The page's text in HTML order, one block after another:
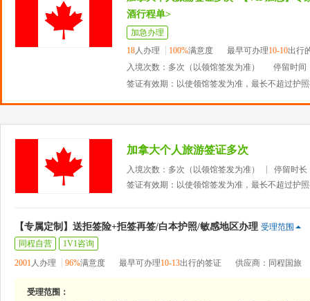
酒行程单>
加急办理
18人办理 100%满意度 最早可办理10-10出行
入境次数：多次（以领馆签发为准）
停留时间
签证有效期：以使领馆签发为准，最长不超过护
加拿大个人旅游签证多次
入境次数：多次（以领馆签发为准）
停留时长
签证有效期：以使领馆签发为准，最长不超过护
【专属定制】送拒签险+拒签再签/白本护照/敏感地区办理 受理范围
同程自营
1V1咨询
2001人办理 96%满意度 最早可办理10-13出行的签证 供应商：同程国旅
受理范围：